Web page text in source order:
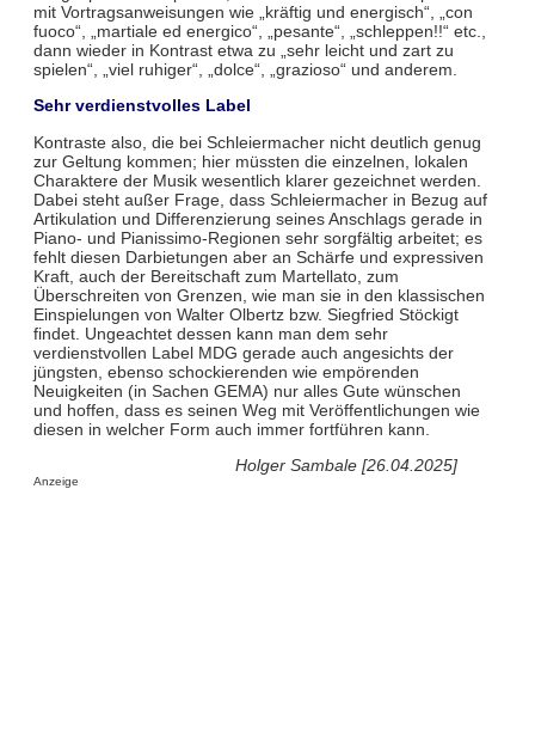
mit Vortragsanweisungen wie „kräftig und energisch“, „con
fuoco“, „martiale ed energico“, „pesante“, „schleppen!!“ etc.,
dann wieder in Kontrast etwa zu „sehr leicht und zart zu
spielen“, „viel ruhiger“, „dolce“, „grazioso“ und anderem.
Sehr verdienstvolles Label
Kontraste also, die bei Schleiermacher nicht deutlich genug
zur Geltung kommen; hier müssten die einzelnen, lokalen
Charaktere der Musik wesentlich klarer gezeichnet werden.
Dabei steht außer Frage, dass Schleiermacher in Bezug auf
Artikulation und Differenzierung seines Anschlags gerade in
Piano- und Pianissimo-Regionen sehr sorgfältig arbeitet; es
fehlt diesen Darbietungen aber an Schärfe und expressiven
Kraft, auch der Bereitschaft zum Martellato, zum
Überschreiten von Grenzen, wie man sie in den klassischen
Einspielungen von Walter Olbertz bzw. Siegfried Stöckigt
findet. Ungeachtet dessen kann man dem sehr
verdienstvollen Label MDG gerade auch angesichts der
jüngsten, ebenso schockierenden wie empörenden
Neuigkeiten (in Sachen GEMA) nur alles Gute wünschen
und hoffen, dass es seinen Weg mit Veröffentlichungen wie
diesen in welcher Form auch immer fortführen kann.
Holger Sambale [26.04.2025]
Anzeige